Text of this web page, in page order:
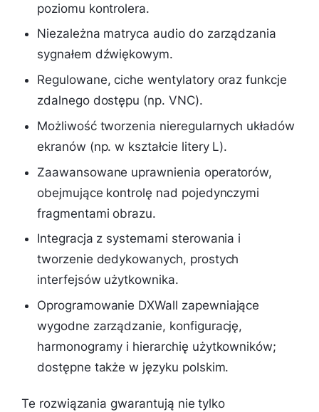
poziomu kontrolera.
Niezależna matryca audio do zarządzania
sygnałem dźwiękowym.
Regulowane, ciche wentylatory oraz funkcje
zdalnego dostępu (np. VNC).
Możliwość tworzenia nieregularnych układów
ekranów (np. w kształcie litery L).
Zaawansowane uprawnienia operatorów,
obejmujące kontrolę nad pojedynczymi
fragmentami obrazu.
Integracja z systemami sterowania i
tworzenie dedykowanych, prostych
interfejsów użytkownika.
Oprogramowanie DXWall zapewniające
wygodne zarządzanie, konfigurację,
harmonogramy i hierarchię użytkowników;
dostępne także w języku polskim.
Te rozwiązania gwarantują nie tylko